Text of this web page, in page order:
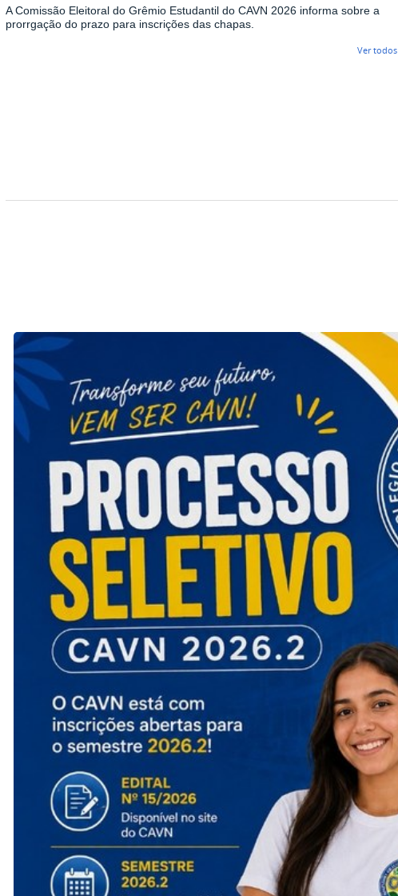
A Comissão Eleitoral do Grêmio Estudantil do CAVN 2026 informa sobre a
prorrgação do prazo para inscrições das chapas.
Ver todos